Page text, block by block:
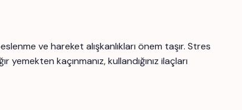
ve hareket alışkanlıkları önem taşır. Stres
kaçınmanız, kullandığınız ilaçları